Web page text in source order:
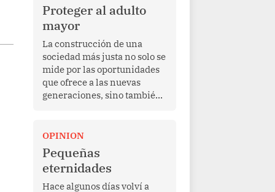
Proteger al adulto
mayor
La construcción de una
sociedad más justa no solo se
mide por las oportunidades
que ofrece a las nuevas
generaciones, sino también
de una vida de esfuerzo y
trabajo, afrontan la vejez en
condiciones de
vulnerabilidad. El anuncio
formulado por la presidenta
OPINION
Pequeñas
eternidades
Hace algunos días volví a